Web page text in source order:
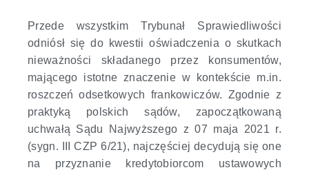
Przede wszystkim Trybunał Sprawiedliwości
odniósł się do kwestii oświadczenia o skutkach
nieważności składanego przez konsumentów,
mającego istotne znaczenie w kontekście m.in.
roszczeń odsetkowych frankowiczów. Zgodnie z
praktyką polskich sądów, zapoczątkowaną
uchwałą Sądu Najwyższego z 07 maja 2021 r.
(sygn. III CZP 6/21), najczęściej decydują się one
na przyznanie kredytobiorcom ustawowych